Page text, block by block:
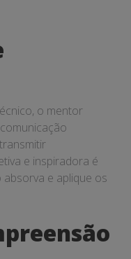
o mentor
e inspiradora é
e aplique os